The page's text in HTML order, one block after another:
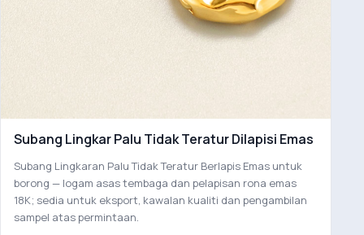
Subang Lingkar Palu Tidak Teratur Dilapisi Emas
Subang Lingkaran Palu Tidak Teratur Berlapis Emas untuk
borong — logam asas tembaga dan pelapisan rona emas
18K; sedia untuk eksport, kawalan kualiti dan pengambilan
sampel atas permintaan.